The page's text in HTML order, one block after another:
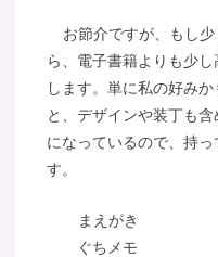
お節介ですが、もし
ら、電子書籍よりも少
します。単に私の好み
と、デザインや装丁も
になっているので、持
す。
まえがき
ぐちメモ